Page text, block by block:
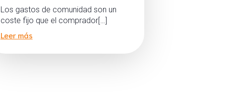
Los gastos de comunidad son un
coste fijo que el comprador[…]
Leer más